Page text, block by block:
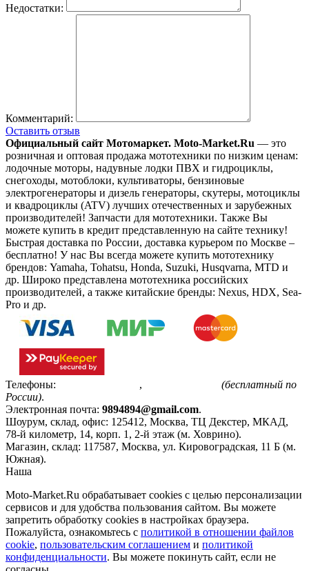
Недостатки:
Комментарий:
Оставить отзыв
Официальный сайт Мотомаркет. Moto-Market.Ru — это
розничная и оптовая продажа мототехники по низким ценам:
лодочные моторы, надувные лодки ПВХ и гидроциклы,
снегоходы, мотоблоки, культиваторы, бензиновые
электрогенераторы и дизель генераторы, скутеры, мотоциклы
и квадроциклы (ATV) лучших отечественных и зарубежных
производителей! Запчасти для мототехники. Также Вы
можете купить в кредит представленную на сайте технику!
Быстрая доставка по России, доставка курьером по Москве –
бесплатно! У нас Вы всегда можете купить мототехнику
брендов: Yamaha, Tohatsu, Honda, Suzuki, Husqvarna, MTD и
др. Широко представлена мототехника российских
производителей, а также китайские бренды: Nexus, HDX, Sea-
Pro и др.
Телефоны: ,
(бесплатный по
России).
Электронная почта: 9894894@gmail.com.
Шоурум, склад, офис: 125412, Москва, ТЦ Декстер, МКАД,
78-й километр, 14, корп. 1, 2-й этаж (м. Ховрино).
Магазин, склад: 117587, Москва, ул. Кировоградская, 11 Б (м.
Южная).
Наша
Moto-Market.Ru обрабатывает сookies с целью персонализации
сервисов и для удобства пользования сайтом. Вы можете
запретить обработку сookies в настройках браузера.
Пожалуйста, ознакомьтесь с политикой в отношении файлов
cookie, пользовательским соглашением и политикой
конфиденциальности. Вы можете покинуть сайт, если не